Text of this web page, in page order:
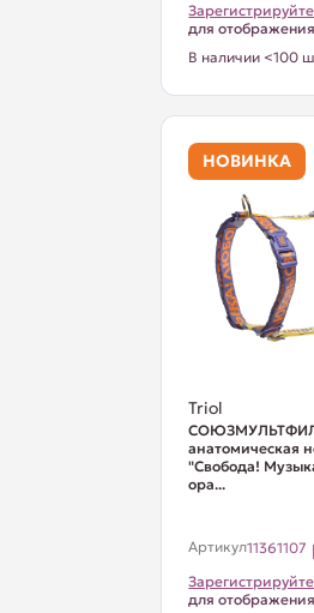
для
В наличии <100
НОВИНКА
Triol
анатомическая
"Свобода!
ора...
Артикул11361107
для